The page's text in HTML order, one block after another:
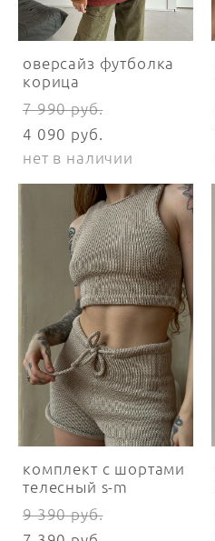
оверсайз футболка
корица
7 990 pуб.
4 090 pуб.
нет в наличии
комплект с шортами
телесный s-m
9 390 pуб.